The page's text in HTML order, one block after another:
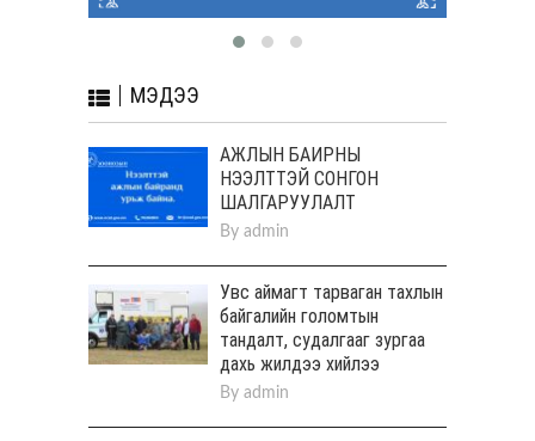
МЭДЭЭ
АЖЛЫН БАЙРНЫ
НЭЭЛТТЭЙ СОНГОН
ШАЛГАРУУЛАЛТ
By admin
Увс аймагт тарваган тахлын
байгалийн голомтын
тандалт, судалгааг зургаа
дахь жилдээ хийлээ
By admin